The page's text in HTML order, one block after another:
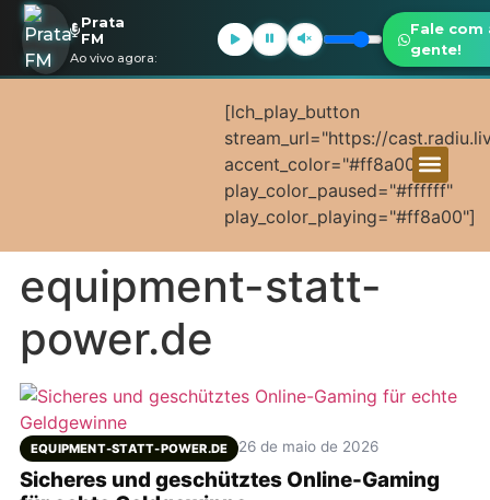
[lch_play_button
stream_url="https://
accent_color="#ff8a00"
play_color_paused="#ffffff"
play_color_playing="#ff8a00"]
equipment-statt-
power.de
EQUIPMENT-STATT-POWER.DE 26 de maio de 2026
Sicheres und geschütztes Online-Gaming
Prata
FM
Ao vivo agora:
Fale com
gente!